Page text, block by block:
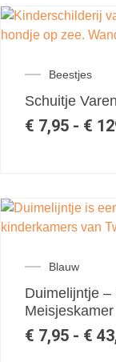
Beestjes
Schuitje Varen
€ 7,95 - €
Blauw
Duimelijntje
Meisjeskamer
€ 7,95 - €